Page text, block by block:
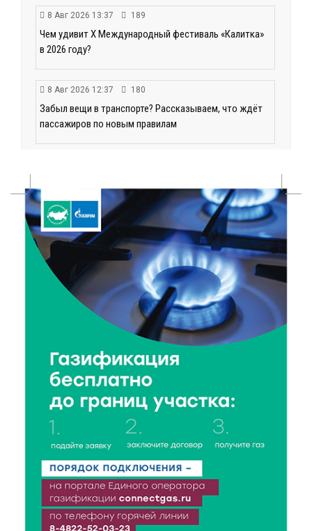
8 Авг 2026 13:37 189
Чем удивит X Международный фестиваль «Калитка»
в 2026 году?
8 Авг 2026 12:37 180
Забыл вещи в транспорте? Рассказываем, что ждёт
пассажиров по новым правилам
области проходят «Дни безопасности»
8 Авг 2026 10:37 174
Арбуз без риска: на что обратить внимание при
покупке — советы Роскачества
8 Авг 2026 10:21 72
Виталий Королев рассказал о доступном спорте
для жителей Верхневолжья
8 Авг 2026 09:18 175
«Эстафету чемпионов» провели на площади
Оленинского Дома культуры
8 Авг 2026 07:58 248
В Нелидово открылся бассейн
8 Авг 2026 05:02 258